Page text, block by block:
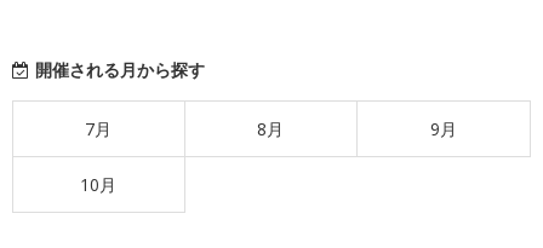
開催される月から探す
7月 8月 9月
10月